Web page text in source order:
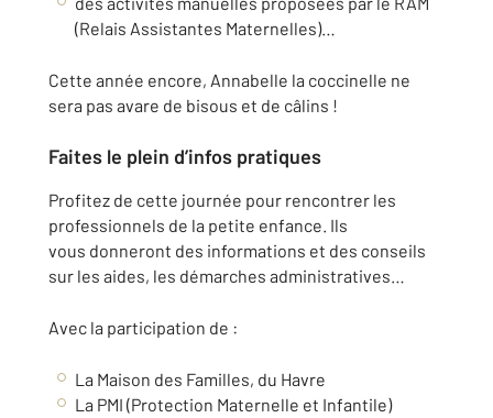
(Relais Assistantes Maternelles)…
Cette année encore, Annabelle la coccinelle ne
sera pas avare de bisous et de câlins !
Faites le plein d’infos pratiques
Profitez de cette journée pour rencontrer les
professionnels de la petite enfance. Ils
vous donneront des informations et des conseils
sur les aides, les démarches administratives…
Avec la participation de :
La Maison des Familles, du Havre
La PMI (Protection Maternelle et Infantile)